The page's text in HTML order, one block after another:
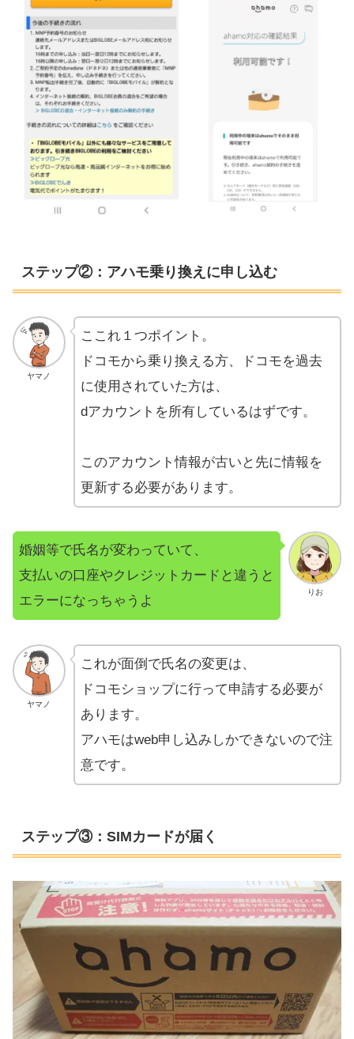
ステップ②：アハモ乗り換えに申し込む
ヤマノ
ここれ１つポイント。
ドコモから乗り換える方、ドコモを過去
に使用されていた方は、
dアカウントを所有しているはずです。
このアカウント情報が古いと先に情報を
更新する必要があります。
りお
婚姻等で氏名が変わっていて、
支払いの口座やクレジットカードと違うと
エラーになっちゃうよ
ヤマノ
これが面倒で氏名の変更は、
ドコモショップに行って申請する必要が
あります。
アハモはweb申し込みしかできないので注
意です。
ステップ③：SIMカードが届く